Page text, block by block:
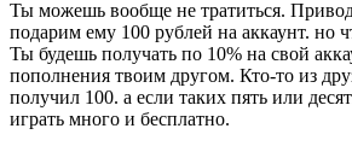
Ты можешь вообще не тратиться.
подарим ему 100 рублей на аккаунт. но
Ты будешь получать по 10% на свой
пополнения твоим другом. Кто-то из
получил 100. а если таких пять или
играть много и бесплатно.